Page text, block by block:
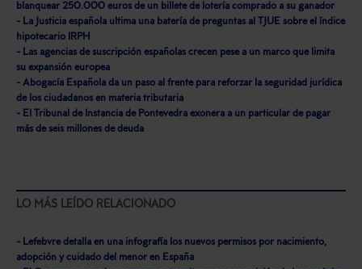
blanquear 250.000 euros de un billete de lotería comprado a su ganador
- La Justicia española ultima una batería de preguntas al TJUE sobre el índice
hipotecario IRPH
- Las agencias de suscripción españolas crecen pese a un marco que limita
su expansión europea
- Abogacía Española da un paso al frente para reforzar la seguridad jurídica
de los ciudadanos en materia tributaria
- El Tribunal de Instancia de Pontevedra exonera a un particular de pagar
más de seis millones de deuda
LO MÁS LEÍDO RELACIONADO
- Lefebvre detalla en una infografía los nuevos permisos por nacimiento,
adopción y cuidado del menor en España